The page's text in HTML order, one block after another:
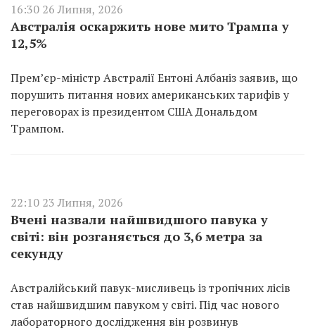
16:30 26 Липня, 2026
Австралія оскаржить нове мито Трампа у
12,5%
Прем’єр-міністр Австралії Ентоні Албаніз заявив, що
порушить питання нових американських тарифів у
переговорах із президентом США Дональдом
Трампом.
22:10 23 Липня, 2026
Вчені назвали найшвидшого павука у
світі: він розганяється до 3,6 метра за
секунду
Австралійський павук-мисливець із тропічних лісів
став найшвидшим павуком у світі. Під час нового
лабораторного дослідження він розвинув